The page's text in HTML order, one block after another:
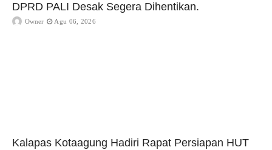
DPRD PALI Desak Segera Dihentikan.
Owner Agu 06, 2026
Kalapas Kotaagung Hadiri Rapat Persiapan HUT